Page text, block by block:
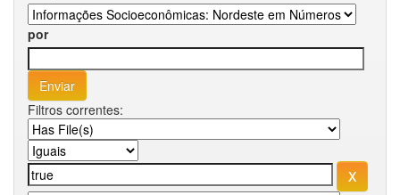
por
Filtros correntes: